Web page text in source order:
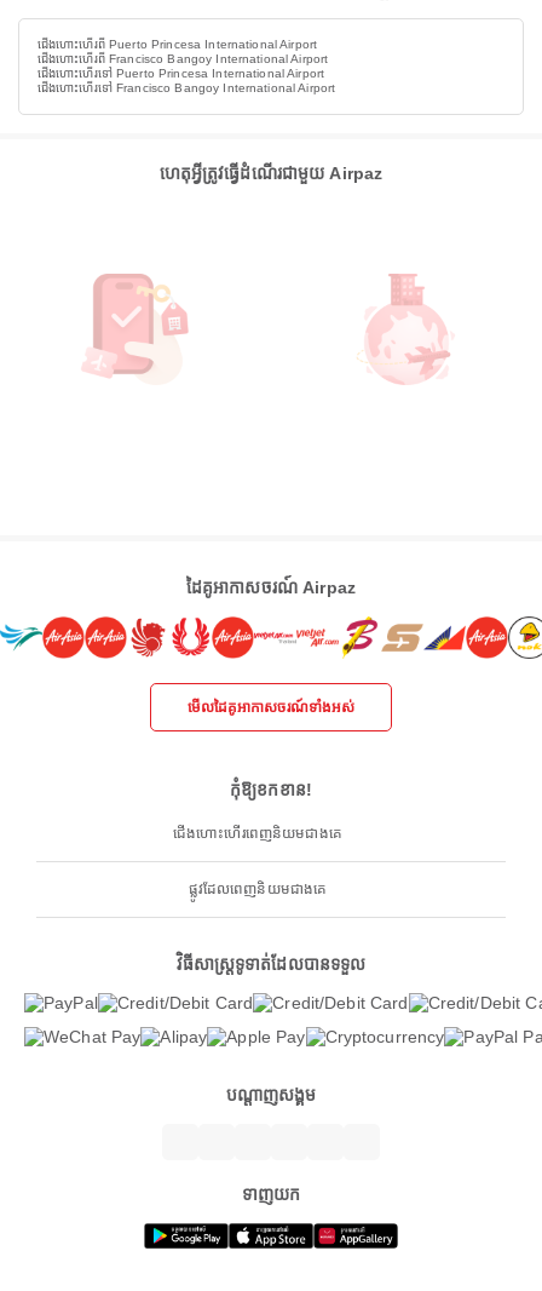
ជើងហោះហើរពី Puerto Princesa International Airport
ជើងហោះហើរពី Francisco Bangoy International Airport
ជើងហោះហើរទៅ Puerto Princesa International Airport
ជើងហោះហើរទៅ Francisco Bangoy International Airport
ហេតុអ្វីត្រូវធ្វើដំណើរជាមួយ Airpaz
ដៃគូអាកាសចរណ៍ Airpaz
មើលដៃគូអាកាសចរណ៍ទាំងអស់
កុំឱ្យខកខាន!
ជើងហោះហើរពេញនិយមជាងគេ
ផ្លូវដែលពេញនិយមជាងគេ
វិធីសាស្ត្រទូទាត់ដែលបានទទួល
បណ្តាញសង្គម
ទាញយក